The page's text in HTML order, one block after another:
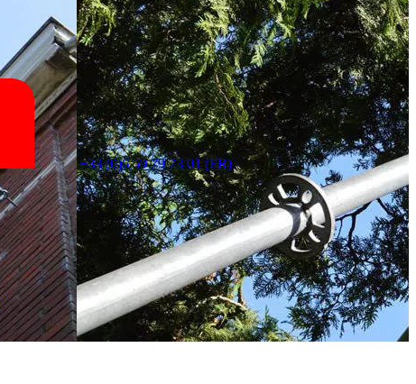
+33 (0)6 59 79 73 01 (FR)